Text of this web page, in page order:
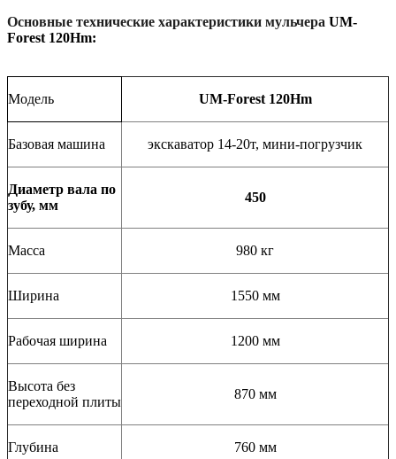
Основные технические характеристики мульчера UM-
Forest 120Hm:
Модель UM-Forest 120Hm
Базовая машина экскаватор 14-20т, мини-погрузчик
Диаметр вала по
зубу, мм
450
Масса 980 кг
Ширина 1550 мм
Рабочая ширина 1200 мм
Высота без
переходной плиты
870 мм
Глубина 760 мм